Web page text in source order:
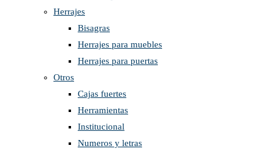
Herrajes
Bisagras
Herrajes para muebles
Herrajes para puertas
Otros
Cajas fuertes
Herramientas
Institucional
Numeros y letras